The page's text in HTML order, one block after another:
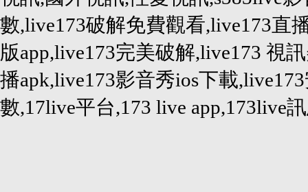
數,live173破解免費觀看,live173直
版app,live173完美破解,live173 視
播apk,live173影音秀ios下載
數,17live平台,173 live app,173live